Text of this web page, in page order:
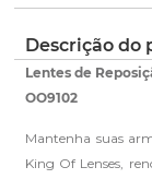
Saiba mais
Descrição do
Lentes de
OO9102
Mantenha suas
King Of Lenses,